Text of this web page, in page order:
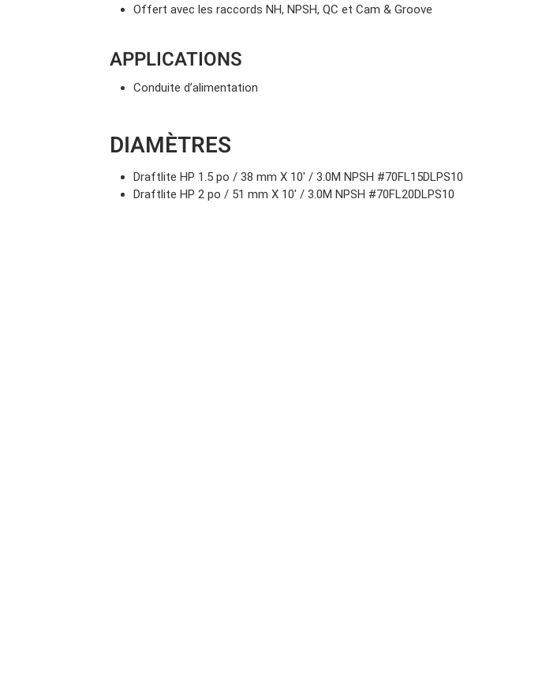
Offert avec les raccords NH, NPSH, QC et Cam & Groove
APPLICATIONS
Conduite d’alimentation
DIAMÈTRES
Draftlite HP 1.5 po / 38 mm X 10′ / 3.0M NPSH #70FL15DLPS10
Draftlite HP 2 po / 51 mm X 10′ / 3.0M NPSH #70FL20DLPS10